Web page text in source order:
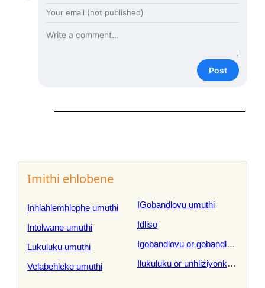
Post
Imithi ehlobene
Inhlahlemhlophe umuthi
Intolwane umuthi
Lukuluku umuthi
Velabehleke umuthi
IGobandlovu umuthi
Idliso
Igobandlovu or gobandlovu or
Ilukuluku or unhliziyonkulu